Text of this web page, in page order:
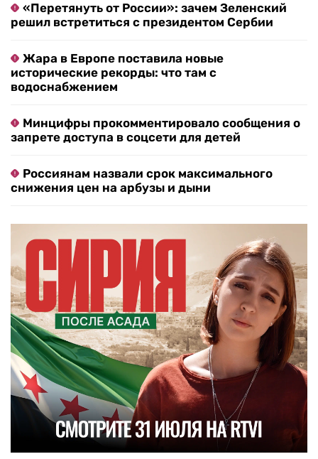
«Перетянуть от России»: зачем Зеленский
решил встретиться с президентом Сербии
Жара в Европе поставила новые
исторические рекорды: что там с
водоснабжением
Минцифры прокомментировало сообщения о
запрете доступа в соцсети для детей
Россиянам назвали срок максимального
снижения цен на арбузы и дыни